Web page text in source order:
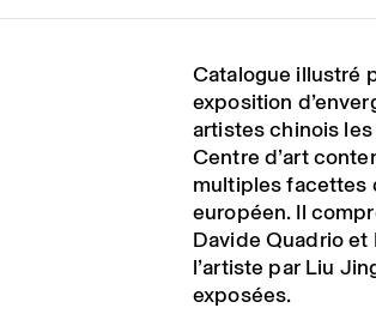
Catalogue illustré
exposition
artistes chinois
Centre d’art
multiples facettes
européen. Il
Davide Quadrio
l’artiste par Liu
exposées.